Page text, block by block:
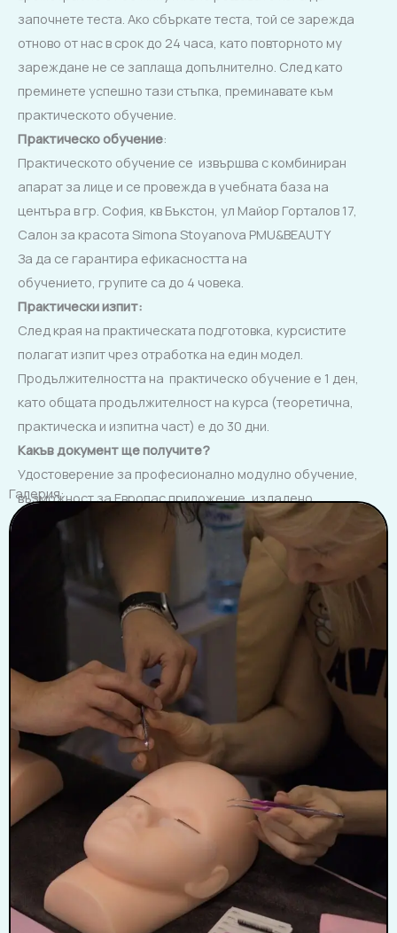
започнете теста. Ако сбъркате теста, той се зарежда
отново от нас в срок до 24 часа, като повторното му
зареждане не се заплаща допълнително. След като
преминете успешно тази стъпка, преминавате към
практическото обучение.
Практическо обучение:
Практическото обучение се извършва с комбиниран
апарат за лице и се провежда в учебната база на
центъра в гр. София, кв Бъкстон, ул Майор Горталов 17,
Салон за красота Simona Stoyanova PMU&BEAUTY
За да се гарантира ефикасността на
обучението, групите са до 4 човека.
Практически изпит:
След края на практическата подготовка, курсистите
полагат изпит чрез отработка на eдин модел.
Продължителността на практическо обучение е 1 ден,
като общата продължителност на курса (теоретична,
практическа и изпитна част) е до 30 дни.
Какъв документ ще получите?
Удостоверение за професионално модулно обучение,
възможност за Европас приложение, издадено
Център за професионално обучение Д&Н
Галерия: